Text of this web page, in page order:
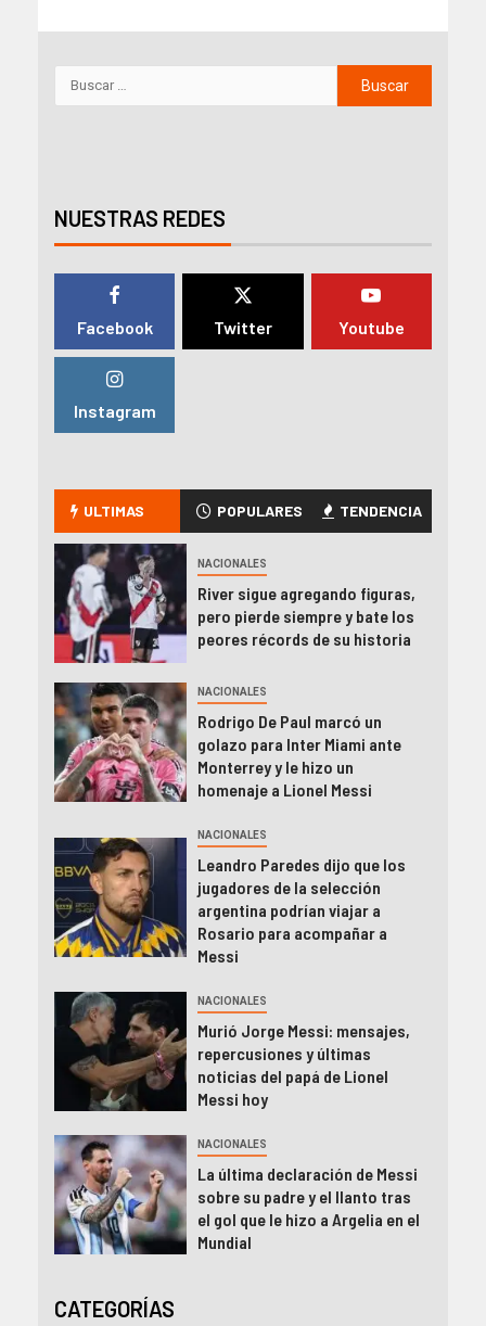
NUESTRAS REDES
Facebook Twitter Youtube
Instagram
ULTIMAS POPULARES TENDENCIA
NACIONALES
River sigue agregando figuras,
pero pierde siempre y bate los
peores récords de su historia
NACIONALES
Rodrigo De Paul marcó un
golazo para Inter Miami ante
Monterrey y le hizo un
homenaje a Lionel Messi
NACIONALES
Leandro Paredes dijo que los
jugadores de la selección
argentina podrían viajar a
Rosario para acompañar a
Messi
NACIONALES
Murió Jorge Messi: mensajes,
repercusiones y últimas
noticias del papá de Lionel
Messi hoy
NACIONALES
La última declaración de Messi
sobre su padre y el llanto tras
el gol que le hizo a Argelia en el
Mundial
CATEGORÍAS